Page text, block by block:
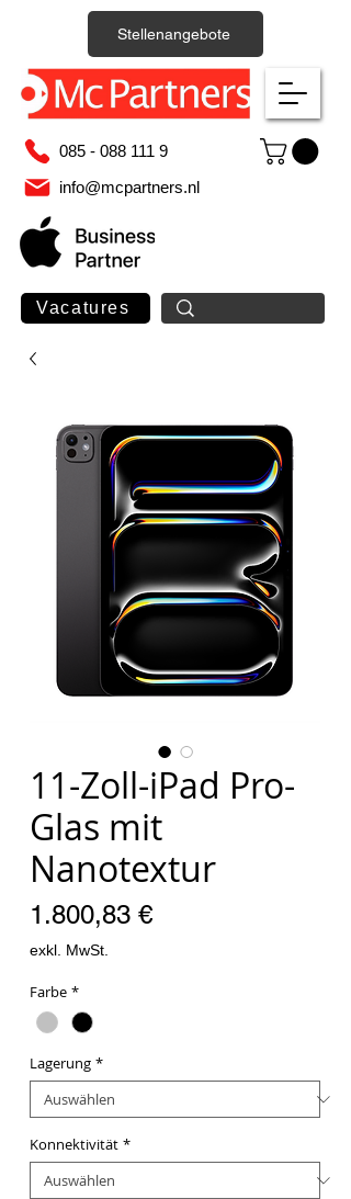
085 - 088 111 9
info@mcpartners.nl
Vacatures
Stellenangebote
11-Zoll-iPad Pro-
Glas mit
Nanotextur
1.800,83 €Preis
exkl. MwSt.
Farbe *
Lagerung *
Konnektivität *